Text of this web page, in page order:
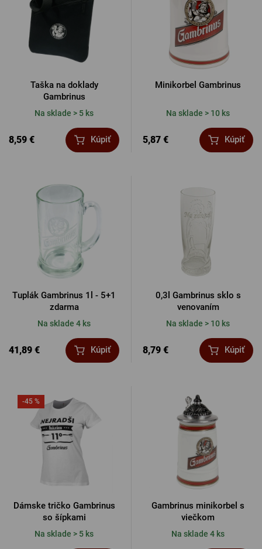
Taška na doklady
Gambrinus
Na sklade > 5 ks
8,59 € Kúpiť
Minikorbel Gambrinus
Na sklade > 10 ks
5,87 € Kúpiť
Tuplák Gambrinus 1l - 5+1
zdarma
Na sklade 4 ks
41,89 € Kúpiť
0,3l Gambrinus sklo s
venovaním
Na sklade > 10 ks
8,79 € Kúpiť
-45 %
Dámske tričko Gambrinus
so šípkami
Na sklade > 5 ks
Gambrinus minikorbel s
viečkom
Na sklade 4 ks